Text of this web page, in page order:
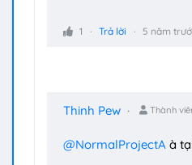
1 Trả lời 5 năm
Thinh Pew Thành
@NormalProjectA à